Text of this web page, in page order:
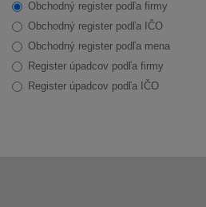
Obchodný register podľa firmy
Obchodný register podľa IČO
Obchodný register podľa mena
Register úpadcov podľa firmy
Register úpadcov podľa IČO